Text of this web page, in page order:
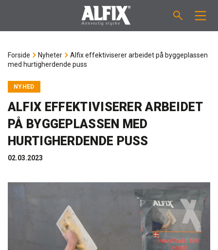
Våtromsmembraner
Flislim "Fix"
Binder / Primer
Fugemasse
Rense- pleiemidler
FORBRUKSKALKULATOR
OM ALFIX
Om Alfix
Bærekraftighet
Referenser
Kurs for proff'en
NYHETER
KONTAKT
Ansatte
Tekniske spørgsmål
DK
Forside Nyheter
Alfix effektiviserer arbeidet på byggeplassen
med hurtigherdende puss
NYHED
ALFIX EFFEKTIVISERER ARBEIDET
PÅ BYGGEPLASSEN MED
HURTIGHERDENDE PUSS
02.03.2023